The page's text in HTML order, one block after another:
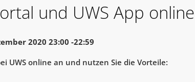
und UWS App online
2020 23:00 -22:59
UWS online an und nutzen Sie die Vorteile: